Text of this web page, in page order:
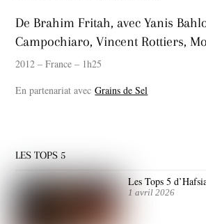
De Brahim Fritah, avecYanis
Campochiaro, Vincent Rottiers,
2012 – France – 1h25
En partenariat avecGrains de Sel
LES TOPS 5
Les Tops 5
1 avril 2026